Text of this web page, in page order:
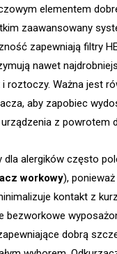
elementem
zaawansowany
zapewniają filtry
nawet
i roztoczy. Ważna jest
aby zapobiec
z powrotem
dla alergików często
workowy),
kontakt z
bezworkowe
dobrą